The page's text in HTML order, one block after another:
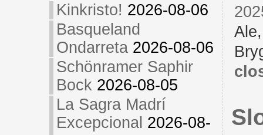
Kinkristo! 2026-08-06
Basqueland
Ondarreta 2026-08-06
Schönramer Saphir
Bock 2026-08-05
La Sagra Madrí
Excepcional 2026-08-